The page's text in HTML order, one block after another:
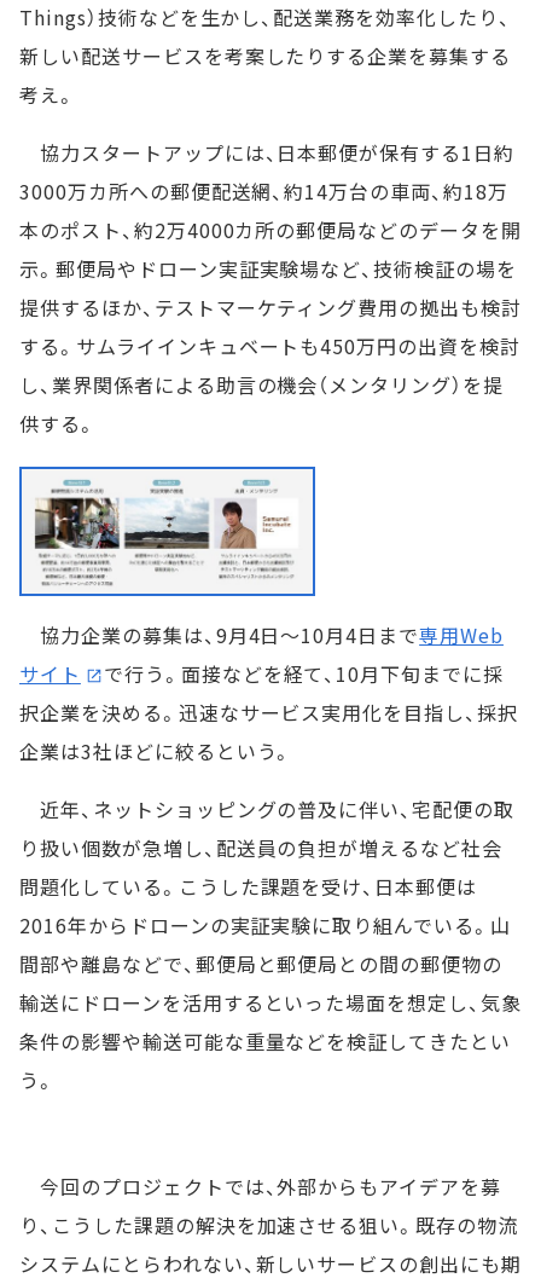
Things）技術などを生かし、配送業務を効率化したり、
新しい配送サービスを考案したりする企業を募集する
考え。
協力スタートアップには、日本郵便が保有する1日約
3000万カ所への郵便配送網、約14万台の車両、約18万
本のポスト、約2万4000カ所の郵便局などのデータを開
示。郵便局やドローン実証実験場など、技術検証の場を
提供するほか、テストマーケティング費用の拠出も検討
する。サムライインキュベートも450万円の出資を検討
し、業界関係者による助言の機会（メンタリング）を提
供する。
協力企業の募集は、9月4日～10月4日まで専用Web
サイト
で行う。面接などを経て、10月下旬までに採
択企業を決める。迅速なサービス実用化を目指し、採択
企業は3社ほどに絞るという。
近年、ネットショッピングの普及に伴い、宅配便の取
り扱い個数が急増し、配送員の負担が増えるなど社会
問題化している。こうした課題を受け、日本郵便は
2016年からドローンの実証実験に取り組んでいる。山
間部や離島などで、郵便局と郵便局との間の郵便物の
輸送にドローンを活用するといった場面を想定し、気象
条件の影響や輸送可能な重量などを検証してきたとい
う。
今回のプロジェクトでは、外部からもアイデアを募
り、こうした課題の解決を加速させる狙い。既存の物流
システムにとらわれない、新しいサービスの創出にも期